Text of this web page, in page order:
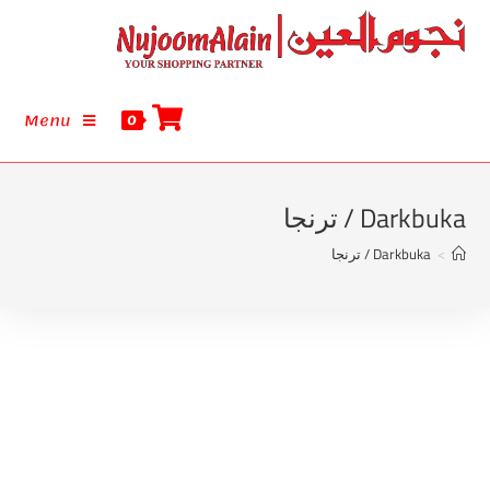
0
Menu
Darkbuka / ترنجا
> Darkbuka / ترنجا